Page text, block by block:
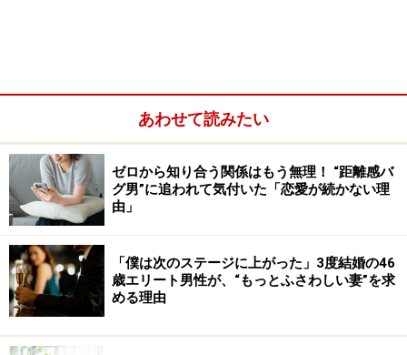
どもたちのほうがよほど片付けが上手になっています
言われたからやる。そんな感じの家事育児なのだそう。
年末こそは夫に掃除で活躍してほしい。ミサさんはそう
思っていた。
あわせて読みたい
ゼロから知り合う関係はもう無理！ “距離感バ
グ男”に追われて気付いた「恋愛が続かない理
由」
「僕は次のステージに上がった」3度結婚の46
歳エリート男性が、“もっとふさわしい妻”を求
める理由